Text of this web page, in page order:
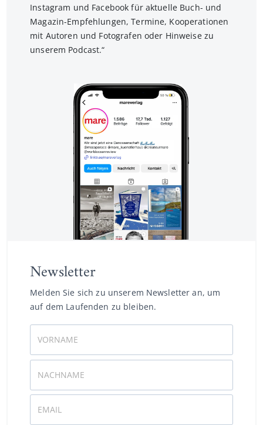
Instagram und Facebook für aktuelle Buch- und
Magazin-Empfehlungen, Termine, Kooperationen
mit Autoren und Fotografen oder Hinweise zu
unserem Podcast.“
Newsletter
Melden Sie sich zu unserem Newsletter an, um
auf dem Laufenden zu bleiben.